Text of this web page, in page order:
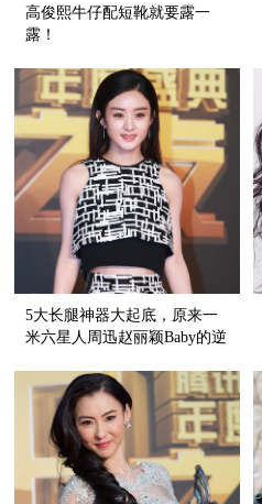
高俊熙牛仔配短靴就要露一
露！
5大长腿神器大起底，原来一
米六星人周迅赵丽颖Baby的逆